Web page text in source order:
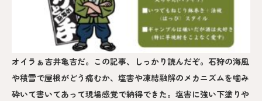
オイラぁ吉井亀吉だ。この記事、しっかり読んだぞ。石狩の海風
や積雪で屋根がどう痛むか、塩害や凍結融解のメカニズムを噛み
砕いて書いてあって現場感覚で納得できた。塩害に強い下塗りや